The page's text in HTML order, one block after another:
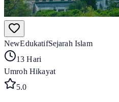
NewEdukatifSejarah Islam
13 Hari
Umroh Hikayat
5.0